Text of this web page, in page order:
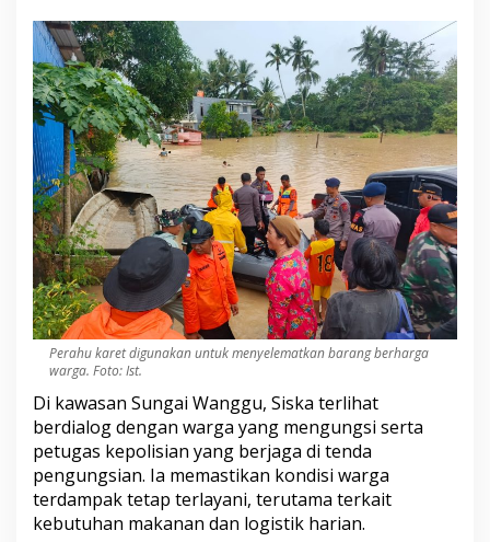
g
i
s
t
i
k
P
e
n
g
u
n
g
s
i
T
e
p
e
n
u
h
i
Perahu karet digunakan untuk menyelematkan barang berharga
warga. Foto: Ist.
Di kawasan Sungai Wanggu, Siska terlihat
berdialog dengan warga yang mengungsi serta
petugas kepolisian yang berjaga di tenda
pengungsian. Ia memastikan kondisi warga
terdampak tetap terlayani, terutama terkait
kebutuhan makanan dan logistik harian.